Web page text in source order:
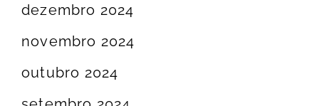
dezembro 2024
novembro 2024
outubro 2024